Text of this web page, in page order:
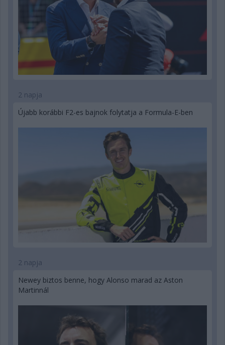
2 napja
Újabb korábbi F2-es bajnok folytatja a Formula-E-ben
2 napja
Newey biztos benne, hogy Alonso marad az Aston
Martinnál